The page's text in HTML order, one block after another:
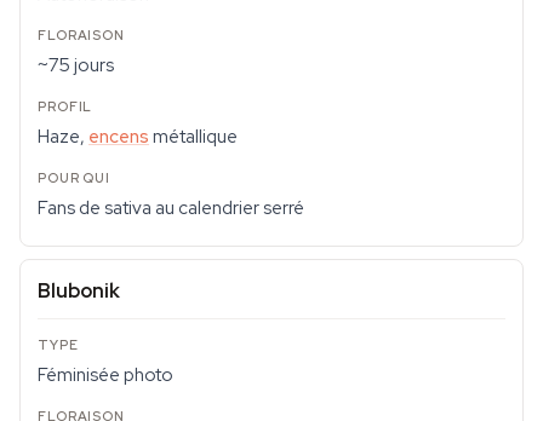
~75 jours
Haze, encens métallique
Fans de sativa au calendrier serré
Blubonik
Féminisée photo